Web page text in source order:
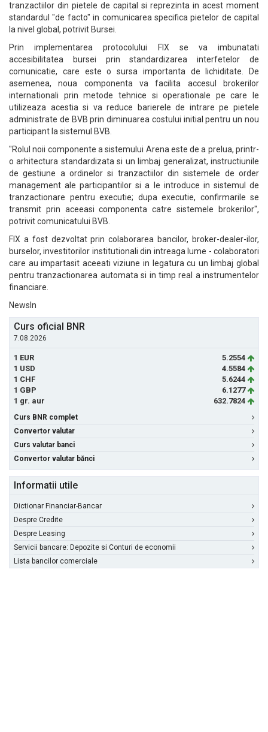
tranzactiilor din pietele de capital si reprezinta in acest moment
standardul "de facto" in comunicarea specifica pietelor de capital
la nivel global, potrivit Bursei.
Prin implementarea protocolului FIX se va imbunatati
accesibilitatea bursei prin standardizarea interfetelor de
comunicatie, care este o sursa importanta de lichiditate. De
asemenea, noua componenta va facilita accesul brokerilor
internationali prin metode tehnice si operationale pe care le
utilizeaza acestia si va reduce barierele de intrare pe pietele
administrate de BVB prin diminuarea costului initial pentru un nou
participant la sistemul BVB.
"Rolul noii componente a sistemului Arena este de a prelua, printr-
o arhitectura standardizata si un limbaj generalizat, instructiunile
de gestiune a ordinelor si tranzactiilor din sistemele de order
management ale participantilor si a le introduce in sistemul de
tranzactionare pentru executie; dupa executie, confirmarile se
transmit prin aceeasi componenta catre sistemele brokerilor",
potrivit comunicatului BVB.
FIX a fost dezvoltat prin colaborarea bancilor, broker-dealer-ilor,
burselor, investitorilor institutionali din intreaga lume - colaboratori
care au impartasit aceeati viziune in legatura cu un limbaj global
pentru tranzactionarea automata si in timp real a instrumentelor
financiare.
NewsIn
Curs oficial BNR
7.08.2026
1 EUR
5.2554
1 USD
4.5584
1 CHF
5.6244
1 GBP
6.1277
1 gr. aur
632.7824
Curs BNR complet
Convertor valutar
Curs valutar banci
Convertor valutar bănci
Informatii utile
Dictionar Financiar-Bancar
Despre Credite
Despre Leasing
Servicii bancare: Depozite si Conturi de economii
Lista bancilor comerciale